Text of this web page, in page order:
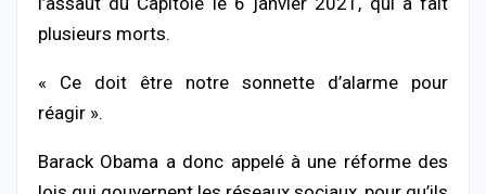
plusieurs morts.
« Ce doit être notre sonnette d’alarme pour
réagir ».
Barack Obama a donc appelé à une réforme des